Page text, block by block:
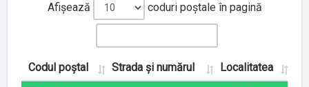
Afișează coduri poștale în pagină
Codul poștal Strada și numărul Localitatea